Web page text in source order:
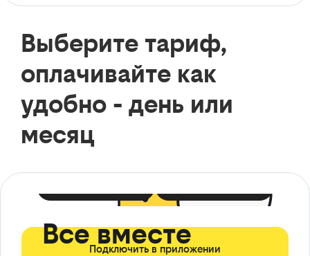
Выберите тариф,
оплачивайте как
удобно - день или
месяц
Все вместе
Подключить в приложении